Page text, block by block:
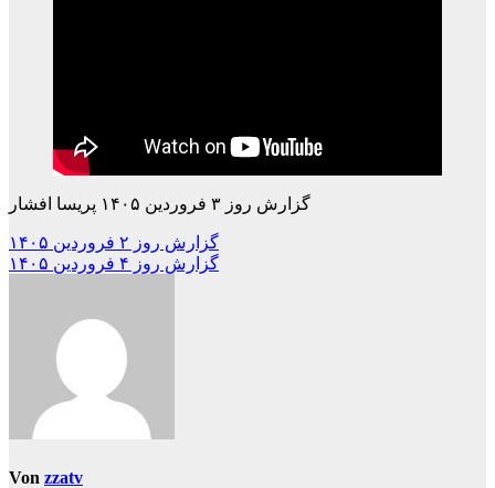
گزارش روز ۳ فروردین ۱۴۰۵ پریسا افشار
Beitragsnavigation
گزارش روز ۲ فروردین ۱۴۰۵
گزارش روز ۴ فروردین ۱۴۰۵
Von zzatv